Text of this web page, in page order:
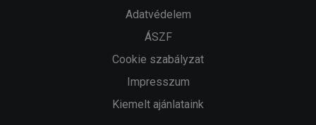
Adatvédelem
ÁSZF
Cookie szabályzat
Impresszum
Kiemelt ajánlataink